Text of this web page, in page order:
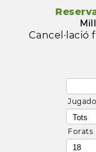
Cancel·lació
Forats